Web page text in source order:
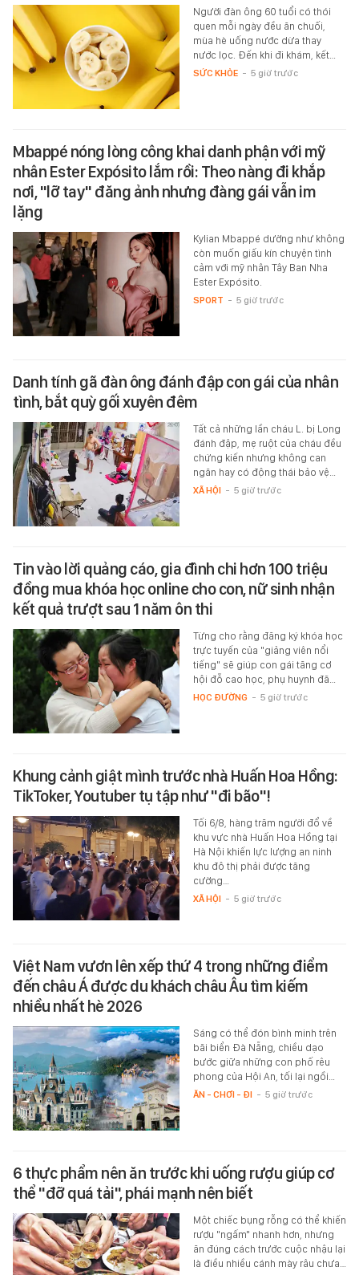
Người đàn ông 60 tuổi có thói
quen mỗi ngày đều ăn chuối,
mùa hè uống nước dừa thay
nước lọc. Đến khi đi khám, kết…
SỨC KHỎE - 5 giờ trước
Mbappé nóng lòng công khai danh phận với mỹ
nhân Ester Expósito lắm rồi: Theo nàng đi khắp
nơi, "lỡ tay" đăng ảnh nhưng đàng gái vẫn im
lặng
Kylian Mbappé dường như không
còn muốn giấu kín chuyện tình
cảm với mỹ nhân Tây Ban Nha
Ester Expósito.
SPORT - 5 giờ trước
Danh tính gã đàn ông đánh đập con gái của nhân
tình, bắt quỳ gối xuyên đêm
Tất cả những lần cháu L. bị Long
đánh đập, mẹ ruột của cháu đều
chứng kiến nhưng không can
ngăn hay có động thái bảo vệ…
XÃ HỘI - 5 giờ trước
Tin vào lời quảng cáo, gia đình chi hơn 100 triệu
đồng mua khóa học online cho con, nữ sinh nhận
kết quả trượt sau 1 năm ôn thi
Từng cho rằng đăng ký khóa học
trực tuyến của "giảng viên nổi
tiếng" sẽ giúp con gái tăng cơ
hội đỗ cao học, phụ huynh đã…
HỌC ĐƯỜNG - 5 giờ trước
Khung cảnh giật mình trước nhà Huấn Hoa Hồng:
TikToker, Youtuber tụ tập như "đi bão"!
Tối 6/8, hàng trăm người đổ về
khu vực nhà Huấn Hoa Hồng tại
Hà Nội khiến lực lượng an ninh
khu đô thị phải được tăng
cường…
XÃ HỘI - 5 giờ trước
Việt Nam vươn lên xếp thứ 4 trong những điểm
đến châu Á được du khách châu Âu tìm kiếm
nhiều nhất hè 2026
Sáng có thể đón bình minh trên
bãi biển Đà Nẵng, chiều dạo
bước giữa những con phố rêu
phong của Hội An, tối lại ngồi…
ĂN - CHƠI - ĐI - 5 giờ trước
6 thực phẩm nên ăn trước khi uống rượu giúp cơ
thể "đỡ quá tải", phái mạnh nên biết
Một chiếc bụng rỗng có thể khiến
rượu "ngấm" nhanh hơn, nhưng
ăn đúng cách trước cuộc nhậu lại
là điều nhiều cánh mày râu chưa…